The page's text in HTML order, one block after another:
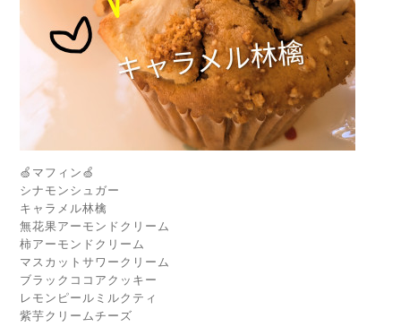
🍏マフィン🍏
シナモンシュガー
キャラメル林檎
無花果アーモンドクリーム
柿アーモンドクリーム
マスカットサワークリーム
ブラックココアクッキー
レモンピールミルクティ
紫芋クリームチーズ